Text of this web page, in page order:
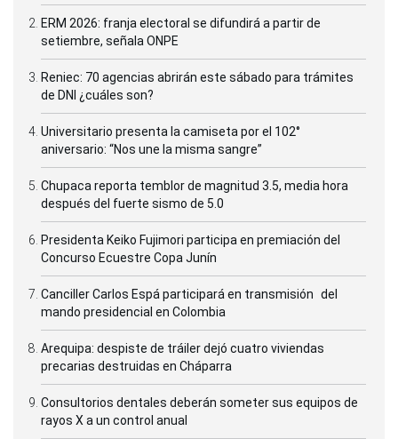
ERM 2026: franja electoral se difundirá a partir de
setiembre, señala ONPE
Reniec: 70 agencias abrirán este sábado para trámites
de DNI ¿cuáles son?
Universitario presenta la camiseta por el 102°
aniversario: “Nos une la misma sangre”
Chupaca reporta temblor de magnitud 3.5, media hora
después del fuerte sismo de 5.0
Presidenta Keiko Fujimori participa en premiación del
Concurso Ecuestre Copa Junín
Canciller Carlos Espá participará en transmisión del
mando presidencial en Colombia
Arequipa: despiste de tráiler dejó cuatro viviendas
precarias destruidas en Cháparra
Consultorios dentales deberán someter sus equipos de
rayos X a un control anual